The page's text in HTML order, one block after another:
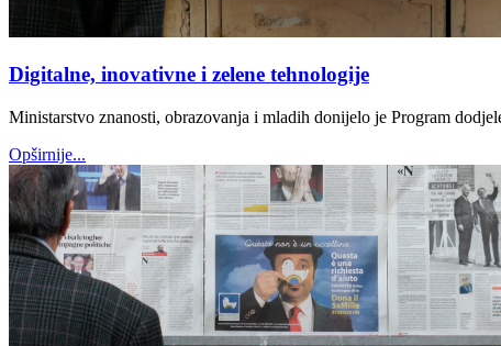
Digitalne, inovativne i zelene tehnologije
Ministarstvo znanosti, obrazovanja i mladih donijelo je Program
Opširnije...